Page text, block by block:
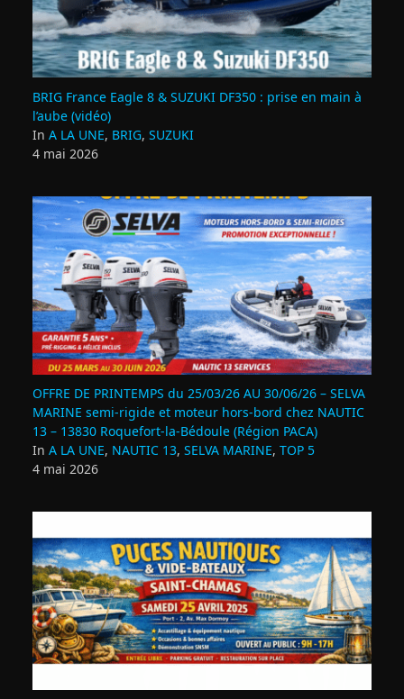
BRIG France Eagle 8 & SUZUKI DF350 : prise en main à
l’aube (vidéo)
In A LA UNE, BRIG, SUZUKI
4 mai 2026
OFFRE DE PRINTEMPS du 25/03/26 AU 30/06/26 – SELVA
MARINE semi-rigide et moteur hors-bord chez NAUTIC
13 – 13830 Roquefort‑la‑Bédoule (Région PACA)
In A LA UNE, NAUTIC 13, SELVA MARINE, TOP 5
4 mai 2026